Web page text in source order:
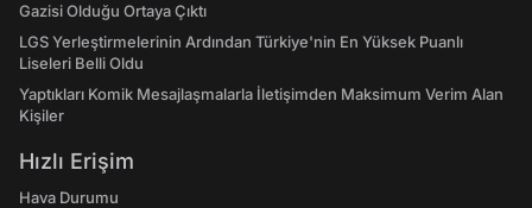
Gazisi Olduğu Ortaya Çıktı
LGS Yerleştirmelerinin Ardından Türkiye'nin En Yüksek Puanlı
Liseleri Belli Oldu
Yaptıkları Komik Mesajlaşmalarla İletişimden Maksimum Verim Alan
Kişiler
Hızlı Erişim
Hava Durumu